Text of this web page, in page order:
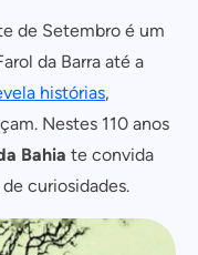
de Setembro é um
da Barra até a
histórias,
Nestes 110 anos
Bahia te convida
curiosidades.